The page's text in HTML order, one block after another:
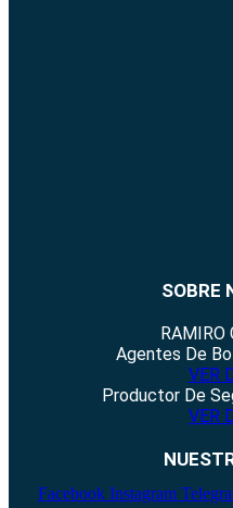
SOBRE
RAMIRO
Agentes De
VER
Productor De
VER
Facebook Instagram